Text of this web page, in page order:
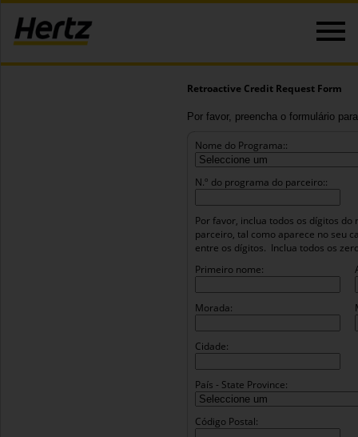
Retroactive Credit Request Form
Por favor, preencha o formulário
Nome do Programa::
N.º do programa do parceiro::
Por favor, inclua todos os dígitos
parceiro, tal como aparece no seu
entre os dígitos. Inclua todos os
Primeiro nome:
Morada:
Cidade:
País - State Province:
Código Postal: